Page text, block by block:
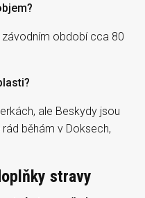
období cca 80
ale Beskydy jsou
běhám v Doksech,
stravy